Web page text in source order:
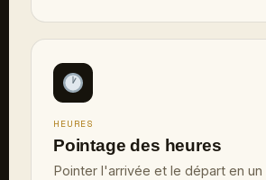
HEURES
Pointage des heures
Pointer l'arrivée et le départ en